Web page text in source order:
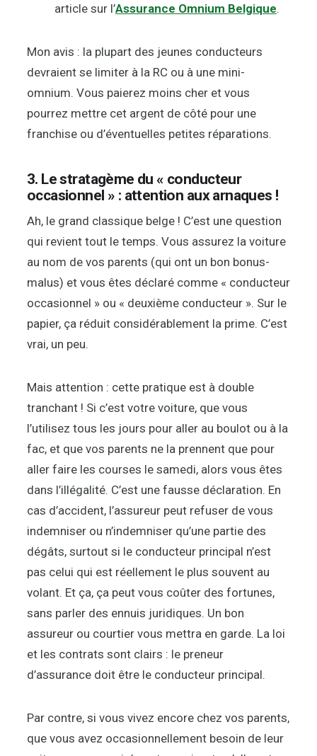
article sur l’Assurance Omnium Belgique.
Mon avis : la plupart des jeunes conducteurs
devraient se limiter à la RC ou à une mini-
omnium. Vous paierez moins cher et vous
pourrez mettre cet argent de côté pour une
franchise ou d’éventuelles petites réparations.
3. Le stratagème du « conducteur
occasionnel » : attention aux arnaques !
Ah, le grand classique belge ! C’est une question
qui revient tout le temps. Vous assurez la voiture
au nom de vos parents (qui ont un bon bonus-
malus) et vous êtes déclaré comme « conducteur
occasionnel » ou « deuxième conducteur ». Sur le
papier, ça réduit considérablement la prime. C’est
vrai, un peu.
Mais attention : cette pratique est à double
tranchant ! Si c’est votre voiture, que vous
l’utilisez tous les jours pour aller au boulot ou à la
fac, et que vos parents ne la prennent que pour
aller faire les courses le samedi, alors vous êtes
dans l’illégalité. C’est une fausse déclaration. En
cas d’accident, l’assureur peut refuser de vous
indemniser ou n’indemniser qu’une partie des
dégâts, surtout si le conducteur principal n’est
pas celui qui est réellement le plus souvent au
volant. Et ça, ça peut vous coûter des fortunes,
sans parler des ennuis juridiques. Un bon
assureur ou courtier vous mettra en garde. La loi
et les contrats sont clairs : le preneur
d’assurance doit être le conducteur principal.
Par contre, si vous vivez encore chez vos parents,
que vous avez occasionnellement besoin de leur